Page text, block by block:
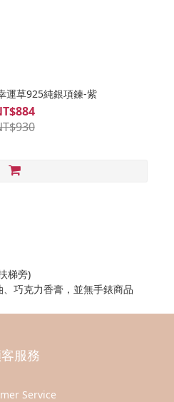
運草925純銀項鍊-紫
梯旁)
巧克力香膏，並無手錶商品
服務
Service